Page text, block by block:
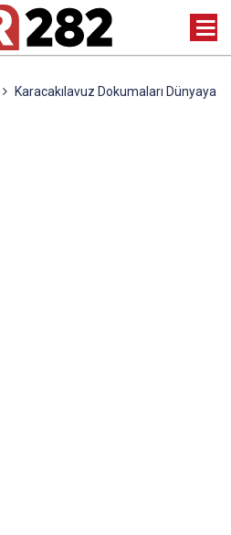
Karacakılavuz Dokumaları Dünyaya